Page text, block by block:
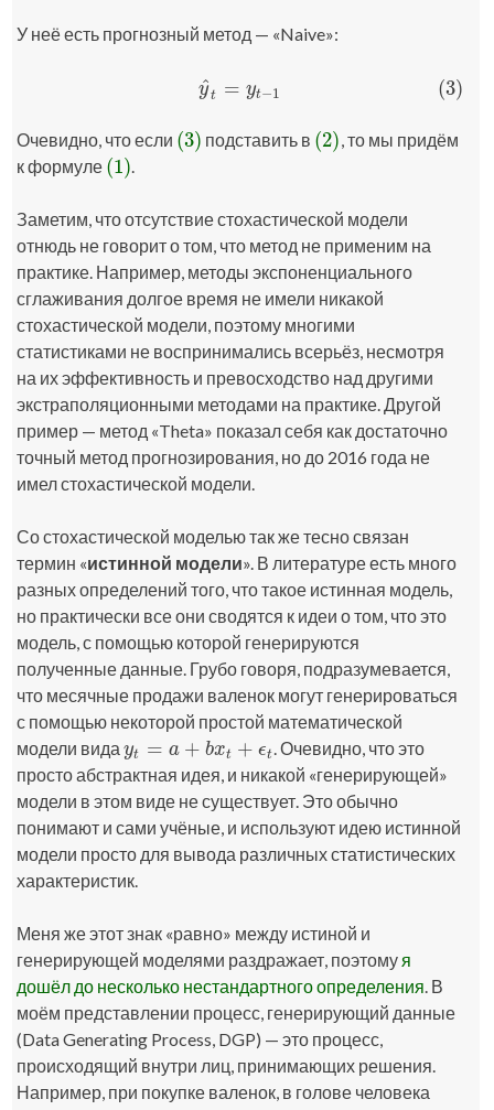
У неё есть прогнозный метод — «Naive»:
y
^t = yt−1 (3)
(3)y ^t =yt −1
Очевидно, что если (3)
(3) подставить в (2)
(2) , то мы придём
к формуле (1)
(1) .
Заметим, что отсутствие стохастической модели
отнюдь не говорит о том, что метод не применим на
практике. Например, методы экспоненциального
сглаживания долгое время не имели никакой
стохастической модели, поэтому многими
статистиками не воспринимались всерьёз, несмотря
на их эффективность и превосходство над другими
экстраполяционными методами на практике. Другой
пример — метод «Theta» показал себя как достаточно
точный метод прогнозирования, но до 2016 года не
имел стохастической модели.
Со стохастической моделью так же тесно связан
термин «истинной модели». В литературе есть много
разных определений того, что такое истинная модель,
но практически все они сводятся к идеи о том, что это
модель, с помощью которой генерируются
полученные данные. Грубо говоря, подразумевается,
что месячные продажи валенок могут генерироваться
с помощью некоторой простой математической
модели видаyt = a + bxt + ϵt
yt =a+b xt+ϵt
. Очевидно, что это
просто абстрактная идея, и никакой «генерирующей»
модели в этом виде не существует. Это обычно
понимают и сами учёные, и используют идею истинной
модели просто для вывода различных статистических
характеристик.
Меня же этот знак «равно» между истиной и
генерирующей моделями раздражает, поэтому я
дошёл до несколько нестандартного определения. В
моём представлении процесс, генерирующий данные
(Data Generating Process, DGP) — это процесс,
происходящий внутри лиц, принимающих решения.
Например, при покупке валенок, в голове человека